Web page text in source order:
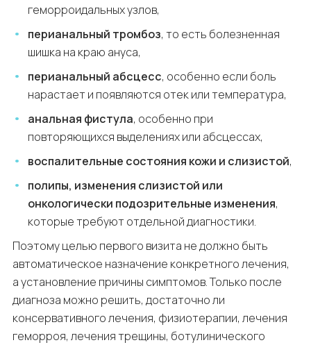
геморроидальных узлов,
перианальный тромбоз, то есть болезненная
шишка на краю ануса,
перианальный абсцесс, особенно если боль
нарастает и появляются отек или температура,
анальная фистула, особенно при
повторяющихся выделениях или абсцессах,
воспалительные состояния кожи и слизистой,
полипы, изменения слизистой или
онкологически подозрительные изменения,
которые требуют отдельной диагностики.
Поэтому целью первого визита не должно быть
автоматическое назначение конкретного лечения,
а установление причины симптомов. Только после
диагноза можно решить, достаточно ли
консервативного лечения, физиотерапии, лечения
геморроя, лечения трещины, ботулинического